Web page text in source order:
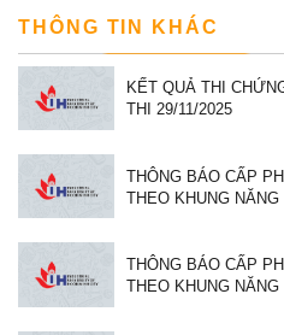
THÔNG TIN KHÁC
KẾT QUẢ THI
THI 29/11/2025
THÔNG BÁO CẤP
THEO KHUNG NĂNG
THÔNG BÁO CẤP
THEO KHUNG